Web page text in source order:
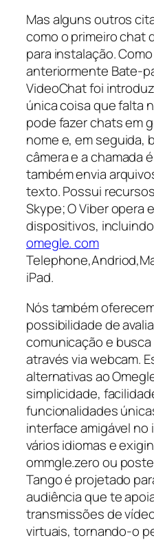
Mas alguns outros
como o primeiro chat
para instalação.
anteriormente Bate-
VideoChat foi
única coisa que falta
pode fazer chats em
nome e, em seguida,
câmera e a chamada
também envia
texto. Possui
Skype; O Viber opera
dispositivos,
omegle. com
iPad.
Nós também
possibilidade de
comunicação e
através via webcam.
alternativas ao
simplicidade,
funcionalidades
interface amigável
vários idiomas e
ommgle.zero ou
Tango é projetado
audiência que te
transmissões de
virtuais, tornando-o